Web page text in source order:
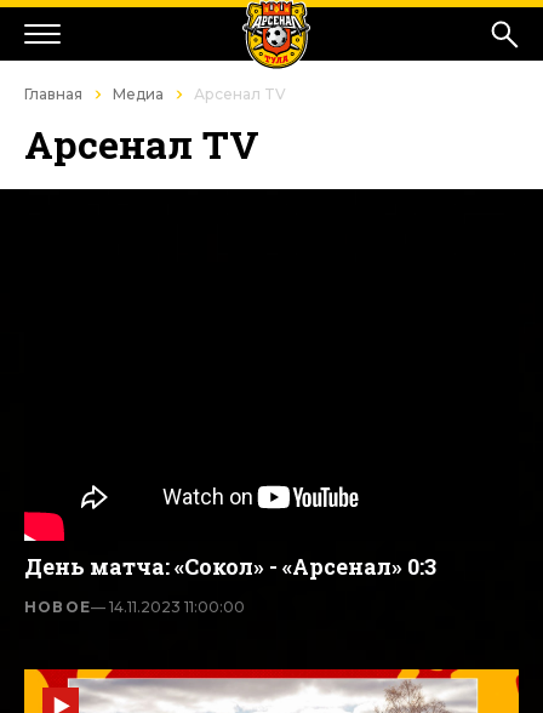
Главная Медиа Арсенал TV
Арсенал TV
День матча: «Сокол» - «Арсенал» 0:3
НОВОЕ— 14.11.2023 11:00:00